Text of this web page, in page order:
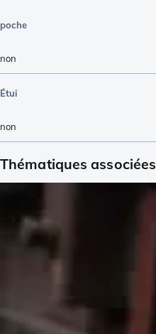
poche
non
Étui
non
Thématiques associées